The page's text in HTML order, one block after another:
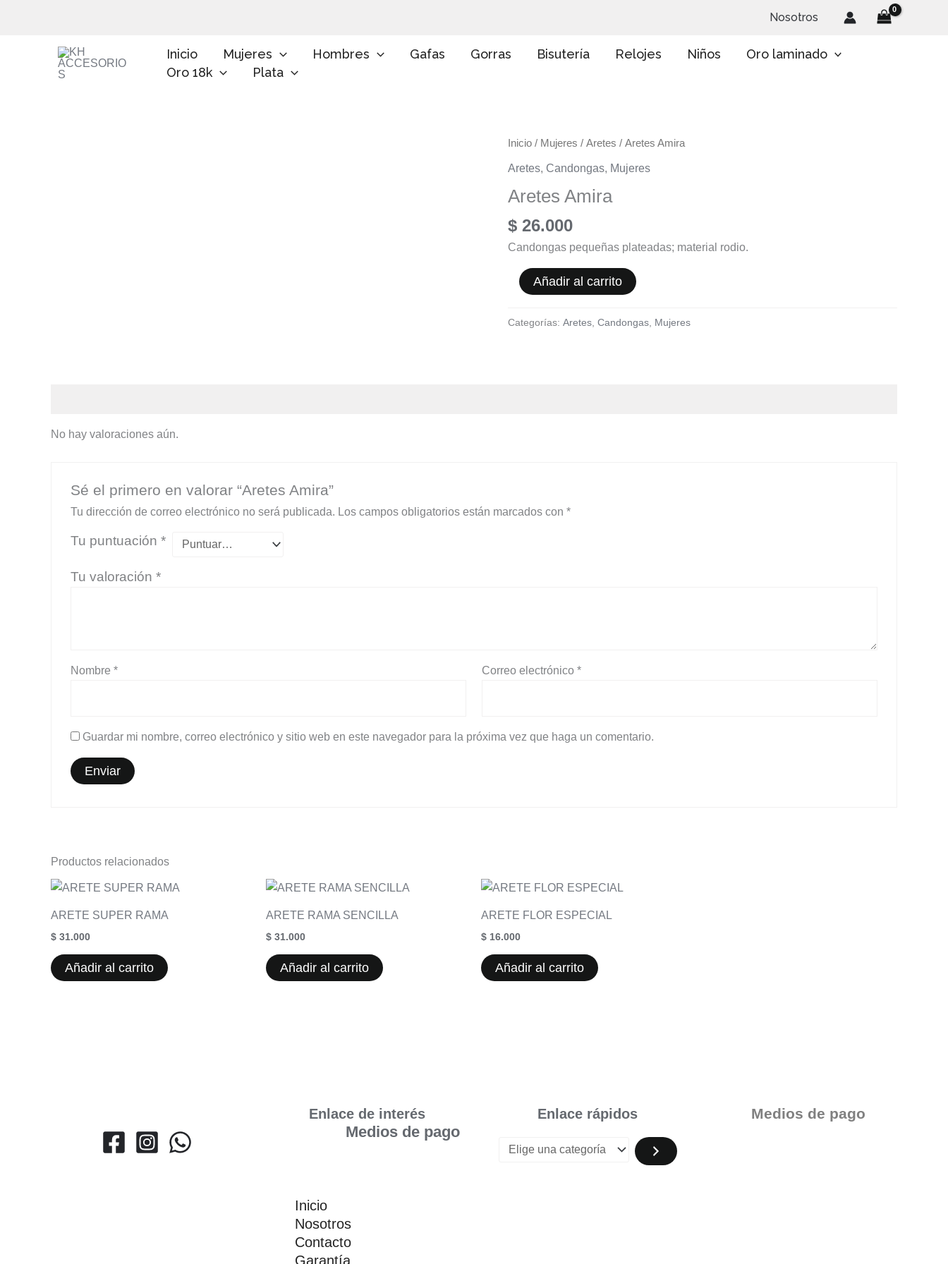
Nosotros
Inicio Mujeres Hombres Gafas Gorras Bisutería Relojes Niños
Oro laminado
Oro 18k
Plata
Inicio / Mujeres / Aretes / Aretes Amira
Aretes, Candongas, Mujeres
Aretes Amira
$ 26.000
Candongas pequeñas plateadas; material rodio.
Aretes
Añadir al carrito
Categorías: Aretes Candongas Mujeres
No hay valoraciones aún.
Sé el primero en valorar “Aretes Amira”
Tu dirección de correo electrónico no será publicada. Los campos obligatorios están marcados con *
Tu puntuación *
Tu valoración *
Nombre * Correo electrónico*
Guardar mi nombre, correo electrónico y sitio web en este navegador para la próxima vez que haga un comentario.
Productos relacionados
ARETE SUPER RAMA
$ 31.000
Añadir al carrito
ARETE RAMA SENCILLA
$ 31.000
Añadir al carrito
ARETE FLOR ESPECIAL
$ 16.000
Añadir al carrito
Enlace de interés
Medios de pago
Inicio
Nosotros
Contacto
Garantía
Enlace rápidos
g
e
Medios de pago